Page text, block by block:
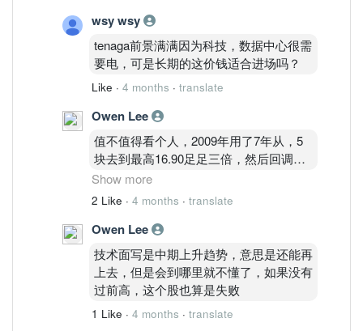
动能持续性
8.0
资金确认度
SPD 综合
8.2 / 10
→ 强趋势推进股
六、最终判定
推荐状态：推荐
推荐等级：A
七、执行建议
不在 14.50 下方追高
回踩 14.00–14.10 是安全加仓区
跌破 13.80 才需要降级
一句话结论
TENAGA 属于中周期趋势主升段。
现在是高位推进，不是顶部结构。
wsy wsy
tenaga前景满满因为科技，数据中心很需
要电，可是长期的这价钱适合进场吗？
Like · 4 months · translate
Owen Lee
值不值得看个人，2009年用了7年从，5
块去到最高16.90足足三倍，然后回调到8
块附近，然后这几年又从8块去到14.50，
不说技术面，只说基本面，2009和现在
却回不去当年，虽然说当中也有红股，分
红之类的拖慢了股价，但是如果这种股放
在美国，股价已经是天价了，可怜的马
股，
Show more
2 Like · 4 months · translate
Owen Lee
技术面写是中期上升趋势，意思是还能再
上去，但是会到哪里就不懂了，如果没有
过前高，这个股也算是失败
1 Like · 4 months · translate